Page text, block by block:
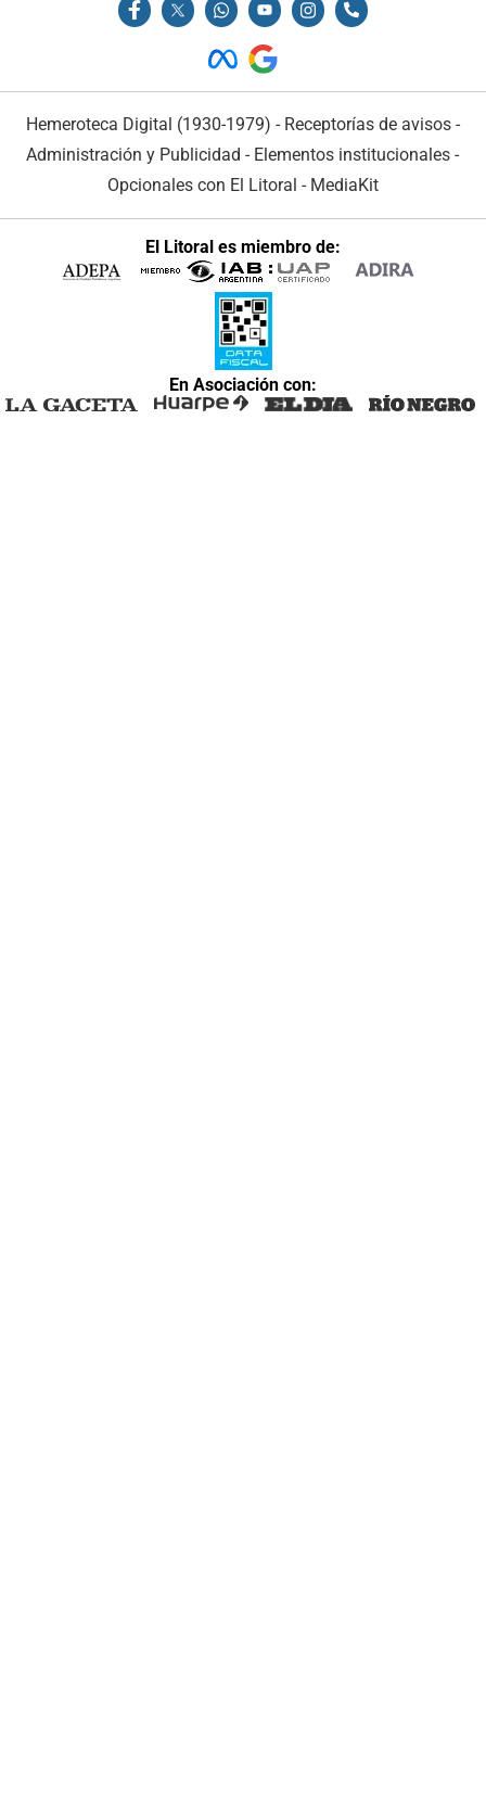
Hemeroteca Digital (1930-1979) - Receptorías de avisos -
Administración y Publicidad - Elementos institucionales -
Opcionales con El Litoral - MediaKit
El Litoral es miembro de:
En Asociación con: